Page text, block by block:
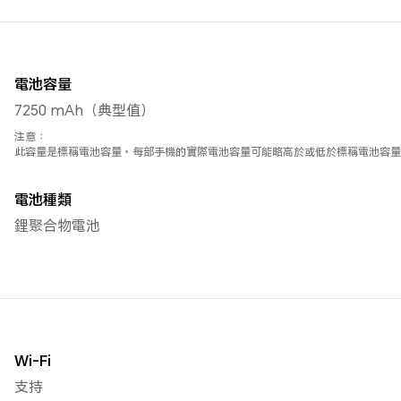
電池容量
7250 mAh（典型值）
注意：
此容量是標稱電池容量。每部手機的實際電池容量可能略高於或低於標稱電池容
電池種類
鋰聚合物電池
Wi-Fi
支持